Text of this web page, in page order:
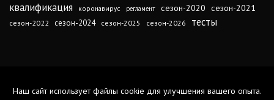
квалификация коронавирус регламент сезон-2020 сезон-2021
сезон-2022 сезон-2024 сезон-2025 сезон-2026 тесты
Наш сайт использует файлы cookie для улучшения вашего опыта.